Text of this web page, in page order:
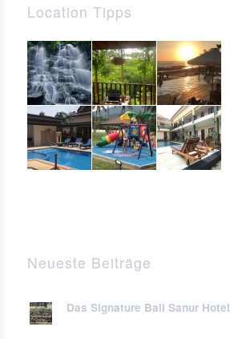
Location Tipps
Neueste Beiträge
Das Signature Bali Sanur Hotel